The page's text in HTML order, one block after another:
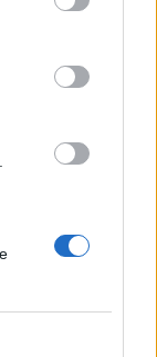
μετά οι
δεδομένα, οι